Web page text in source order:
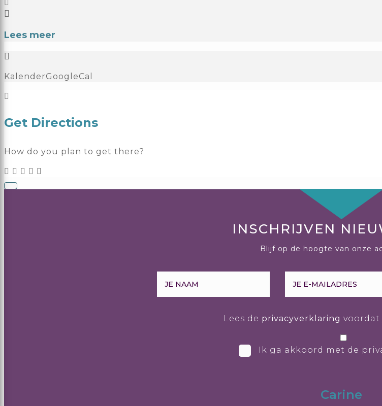
Lees meer
KalenderGoogleCal
Get Directions
How do you plan to get there?
INSCHRIJVEN
Blijf op de hoogte van onze
Lees de privacyverklaring voordat
Ik ga akkoord met de
Carine